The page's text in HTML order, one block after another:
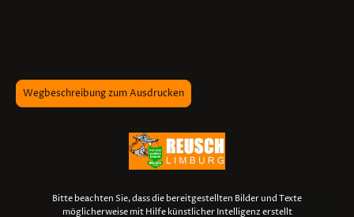
Wegbeschreibung zum Ausdrucken
Bitte beachten Sie, dass die bereitgestellten Bilder und Texte
möglicherweise mit Hilfe künstlicher Intelligenz erstellt